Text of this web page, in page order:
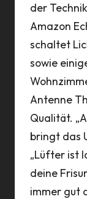
der
Amazon
schaltet
sowie
Antenne
Qualität.
bringt das
„Lüfter ist
deine
immer gut